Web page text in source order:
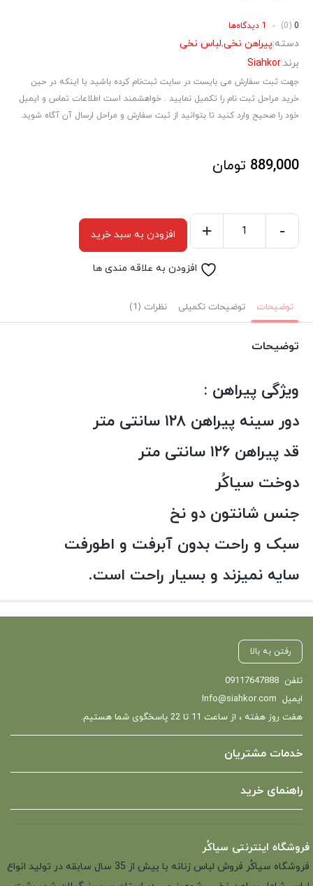
0
(0) 1 دیدگاه‌ها
دسته:پیراهن نخی,لباس نخی
برند:Siahkor
جهت ثبت سفارش می بایست در سایت ثبت‌نام کرده باشید یا اینکه در حین
خرید مراحل ثبت نام را تکمیل نمایید . خواهشمند است اطلاعات تماس و ایمیل
خود را صحیح وارد کنید تا بتوانید از ثبت سفارش و مراحل ارسال آن آگاه شوید.
889,000 تومان
تابستونی
ای
عدد
-
+ افزودن به سبد خرید
افزودن به علاقه مندی ها
توضیحات توضیحات تکمیلی نظرات (1)
توضیحات
ویژگی پیراهن :
دور سینه پیراهن ۱۲۸ سانتی متر
قد پیراهن ۱۲۶ سانتی متر
دوخت سیاکُر
جنس شانتون دو نخ
سبک و راحت بدون آبرفت و اطورفت
سایه نمیزند و بسیار راحت است.
رفتن به بالا
تلفن 09117647888
ایمیل Info@siahkor.com
هفت روز هفته ، از ساعت 11 تا 22 پاسخگوی شما هستیم.
خدمات مشتریان
راهنمای خرید
فروشگاه اینترنتی سیاکُر
فروشگاه سیاکُر فروش لباس زنانه با بیش از 35 سال سابقه در تولید انواع